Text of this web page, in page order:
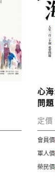
木成林。
、政戰、空大
文藝恊會創
員專區查詢
司書籍900
費；899元以
人估價
，訂
心
問題
定
會員價
軍人價
榮民價